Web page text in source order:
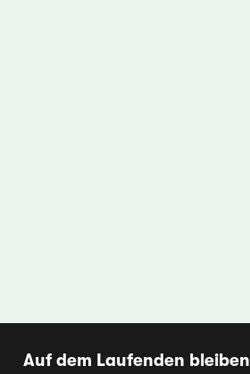
Auf dem Laufenden bleiben